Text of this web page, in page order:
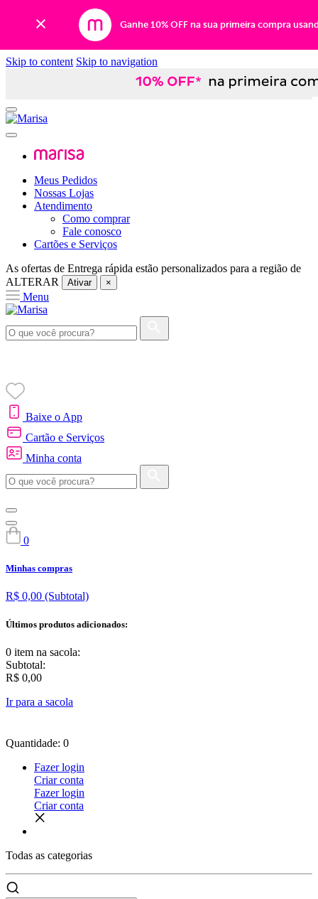
Ganhe 10% OFF na sua primeira compra
Skip to content Skip to navigation
Meus Pedidos
Nossas Lojas
Atendimento
Como comprar
Fale conosco
Cartões e Serviços
As ofertas de Entrega rápida estão personalizados para a região de
ALTERAR
Ativar ×
Menu
Baixe o App
Cartão e Serviços
Minha conta
0
Minhas compras
R$ 0,00 (Subtotal)
Últimos produtos adicionados:
0 item na sacola:
Subtotal:
R$ 0,00
Ir para a sacola
Quantidade: 0
Fazer login
Criar conta
Fazer login
Criar conta
Todas as categorias